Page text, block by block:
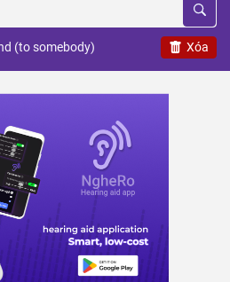
Xóa
(to somebody)